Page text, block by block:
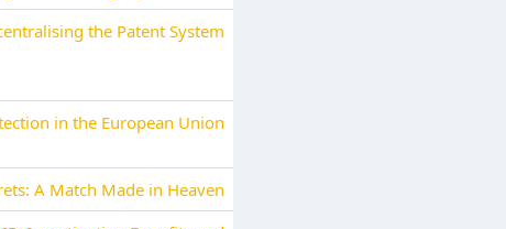
the Patent System
in the European Union
A Match Made in Heaven